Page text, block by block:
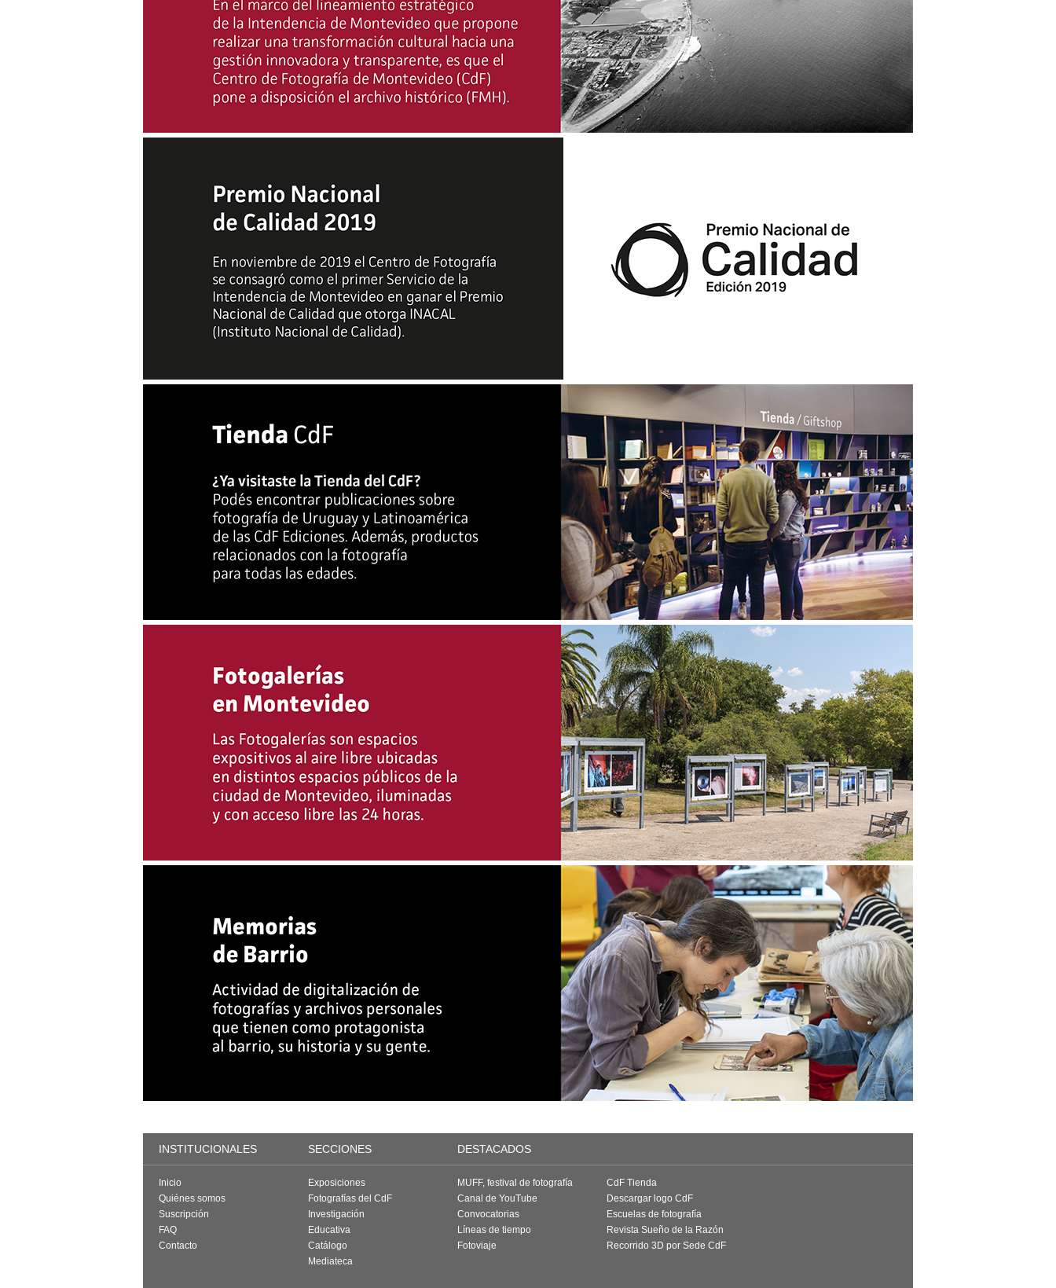
INSTITUCIONALES SECCIONES DESTACADOS
Inicio
Quiénes somos
Suscripción
FAQ
Contacto
Exposiciones
Fotografías del CdF
Investigación
Educativa
Catálogo
Mediateca
MUFF, festival de fotografía
Canal de YouTube
Convocatorias
Líneas de tiempo
Fotoviaje
CdF Tienda
Descargar logo CdF
Escuelas de fotografía
Revista Sueño de la Razón
Recorrido 3D por Sede CdF